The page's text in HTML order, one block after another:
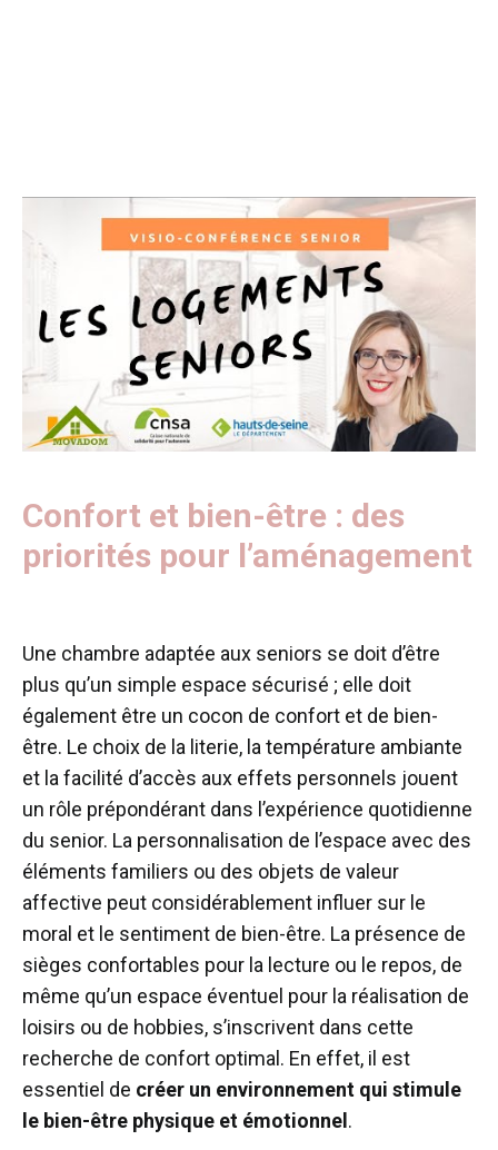
Confort et bien-être : des
priorités pour l’aménagement
Une chambre adaptée aux seniors se doit d’être
plus qu’un simple espace sécurisé ; elle doit
également être un cocon de confort et de bien-
être. Le choix de la literie, la température ambiante
et la facilité d’accès aux effets personnels jouent
un rôle prépondérant dans l’expérience quotidienne
du senior. La personnalisation de l’espace avec des
éléments familiers ou des objets de valeur
affective peut considérablement influer sur le
moral et le sentiment de bien-être. La présence de
sièges confortables pour la lecture ou le repos, de
même qu’un espace éventuel pour la réalisation de
loisirs ou de hobbies, s’inscrivent dans cette
recherche de confort optimal. En effet, il est
essentiel de créer un environnement qui stimule
le bien-être physique et émotionnel .